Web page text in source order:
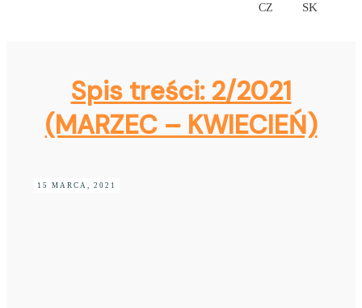
CZ SK
Spis treści: 2/2021
(MARZEC – KWIECIEŃ)
15 MARCA, 2021